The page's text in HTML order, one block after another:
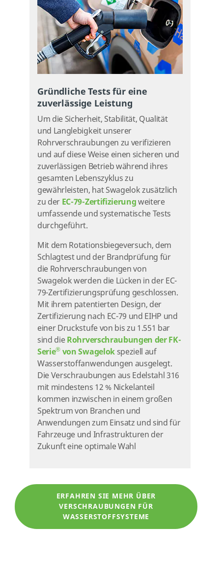
Gründliche Tests für eine
zuverlässige Leistung
Um die Sicherheit, Stabilität, Qualität
und Langlebigkeit unserer
Rohrverschraubungen zu verifizieren
und auf diese Weise einen sicheren und
zuverlässigen Betrieb während ihres
gesamten Lebenszyklus zu
gewährleisten, hat Swagelok zusätzlich
zu der EC-79-Zertifizierungweitere
umfassende und systematische Tests
durchgeführt.
Mit dem Rotationsbiegeversuch, dem
Schlagtest und der Brandprüfung für
die Rohrverschraubungen von
Swagelok werden die Lücken in der EC-
79-Zertifizierungsprüfung geschlossen.
Mit ihrem patentierten Design, der
Zertifizierung nach EC-79 und EIHP und
einer Druckstufe von bis zu 1.551 bar
sind dieRohrverschraubungen der FK-
Serie® von Swagelokspeziell auf
Wasserstoffanwendungen ausgelegt.
Die Verschraubungen aus Edelstahl 316
mit mindestens 12 % Nickelanteil
kommen inzwischen in einem großen
Spektrum von Branchen und
Anwendungen zum Einsatz und sind für
Fahrzeuge und Infrastrukturen der
Zukunft eine optimale Wahl
ERFAHREN SIE MEHR ÜBER
VERSCHRAUBUNGEN FÜR
WASSERSTOFFSYSTEME